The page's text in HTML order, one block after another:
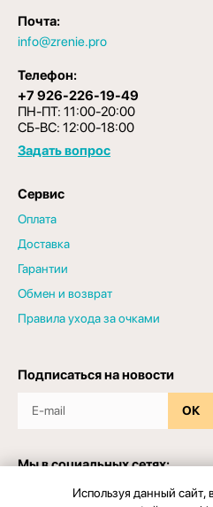
Почта:
info@zrenie.pro
Телефон:
+7 926-226-19-49
ПН-ПТ: 11:00-20:00
СБ-ВС: 12:00-18:00
Задать вопрос
Сервис
Оплата
Доставка
Гарантии
Обмен и возврат
Правила ухода за очками
Подписаться на новости
ОК
Мы в социальных сетях:
Используя данный сайт,